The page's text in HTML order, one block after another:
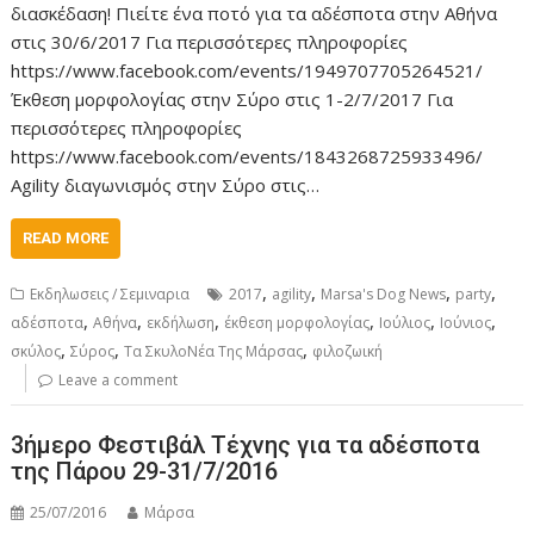
διασκέδαση! Πιείτε ένα ποτό για τα αδέσποτα στην Αθήνα
στις 30/6/2017 Για περισσότερες πληροφορίες
https://www.facebook.com/events/1949707705264521/
Έκθεση μορφολογίας στην Σύρο στις 1-2/7/2017 Για
περισσότερες πληροφορίες
https://www.facebook.com/events/1843268725933496/
Agility διαγωνισμός στην Σύρο στις…
READ MORE
Εκδηλωσεις / Σεμιναρια 2017, agility, Marsa's Dog News, party,
αδέσποτα,Αθήνα, εκδήλωση, έκθεση μορφολογίας, Ιούλιος, Ιούνιος,
σκύλος,Σύρος,Τα ΣκυλοΝέα Της Μάρσας, φιλοζωική
Leave a comment
3ήμερο Φεστιβάλ Τέχνης για τα αδέσποτα
της Πάρου 29-31/7/2016
25/07/2016 Μάρσα